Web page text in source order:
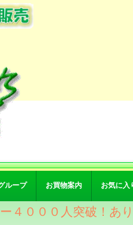
ループ お買物案内 お気に入
４０００人突破！あ